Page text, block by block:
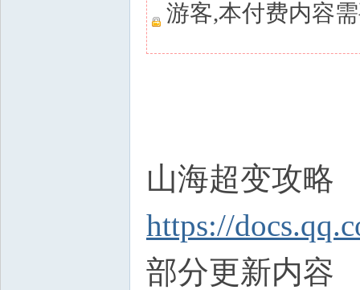
游客,本付费内容
山海超变攻略
https://
部分更新内容